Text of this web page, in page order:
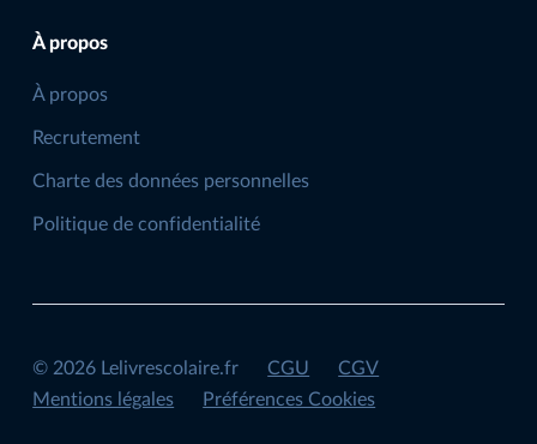
À propos
À propos
Recrutement
Charte des données personnelles
Politique de confidentialité
© 2026 Lelivrescolaire.fr CGU
CGV
Mentions légales
Préférences Cookies